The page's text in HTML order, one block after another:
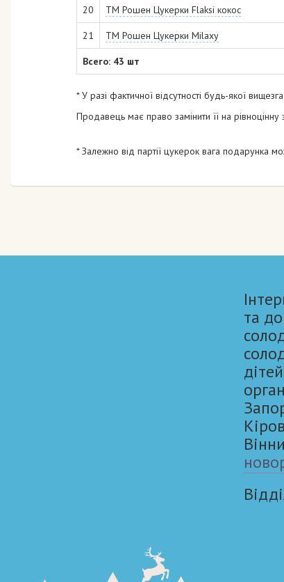
20 ТМ Рошен Цукерки Flaksi кокос
21 ТМ Рошен Цукерки Milaxy
Всего: 43 шт
* У разі фактичної відсутності будь-якої
Продавець має право замінити її на рівноцінну
* Залежно від партії цукерок вага подарунка
та